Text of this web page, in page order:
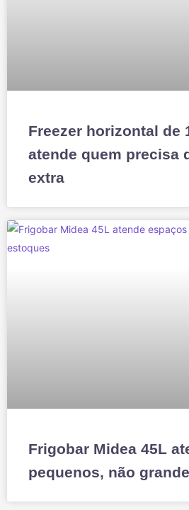
Freezer horizontal de
atende quem precisa
extra
Frigobar Midea 45L
pequenos, não